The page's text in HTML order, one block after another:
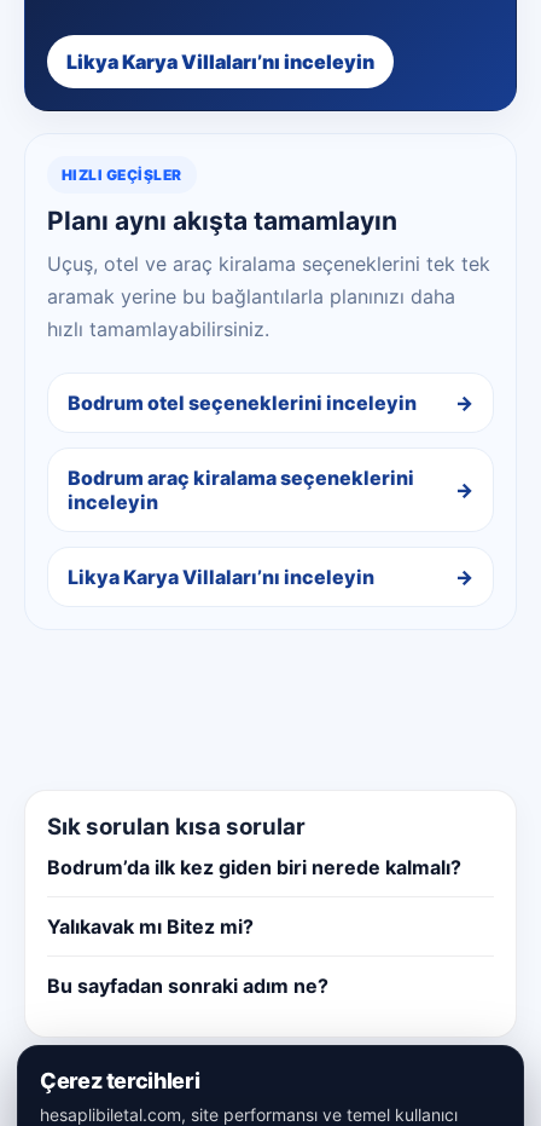
Likya Karya Villaları’nı inceleyin
HIZLI GEÇIŞLER
Planı aynı akışta tamamlayın
Uçuş, otel ve araç kiralama seçeneklerini tek tek
aramak yerine bu bağlantılarla planınızı daha
hızlı tamamlayabilirsiniz.
Bodrum otel seçeneklerini inceleyin
Bodrum araç kiralama seçeneklerini
inceleyin
Likya Karya Villaları’nı inceleyin
Sık sorulan kısa sorular
Bodrum’da ilk kez giden biri nerede kalmalı?
Yalıkavak mı Bitez mi?
Bu sayfadan sonraki adım ne?
Çerez tercihleri
hesaplibiletal.com, site performansı ve temel kullanıcı